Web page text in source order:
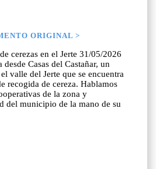
ORIGINAL >
cerezas en el Jerte 31/05/2026
Casas del Castañar, un
valle del Jerte que se encuentra
recogida de cereza. Hablamos
de la zona y
del municipio de la mano de su